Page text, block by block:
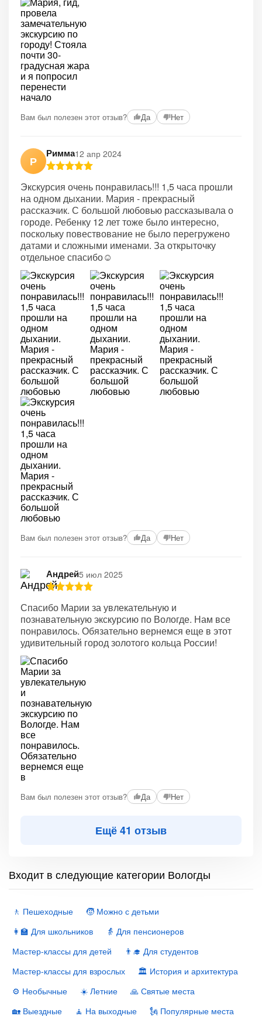
Вам был полезен этот отзыв? Да Нет
Р
Римма12 апр 2024
Экскурсия очень понравилась!!! 1,5 часа прошли
на одном дыхании. Мария - прекрасный
рассказчик. С большой любовью рассказывала о
городе. Ребенку 12 лет тоже было интересно,
поскольку повествование не было перегружено
датами и сложными именами. За открыточку
отдельное спасибо☺️
Вам был полезен этот отзыв? Да Нет
Андрей5 июл 2025
Спасибо Марии за увлекательную и
познавательную экскурсию по Вологде. Нам все
понравилось. Обязательно вернемся еще в этот
удивительный город золотого кольца России!
Вам был полезен этот отзыв? Да Нет
Ещё 41 отзыв
Входит в следующие категории Вологды
🚶 Пешеходные
🧒 Можно с детьми
👩‍🏫 Для школьников
👵 Для пенсионеров
Мастер-классы для детей
👨‍🎓 Для студентов
Мастер-классы для взрослых
🏛 История и архитектура
⚙️ Необычные
☀️ Летние
🙏 Святые места
🏡 Выездные
🧘 На выходные 🗽 Популярные места